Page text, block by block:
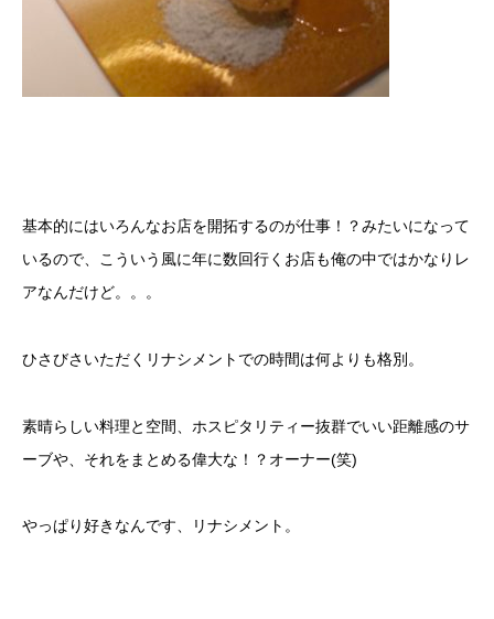
基本的にはいろんなお店を開拓するのが仕事！？みたいになって
いるので、こういう風に年に数回行くお店も俺の中ではかなりレ
アなんだけど。。。
ひさびさいただくリナシメントでの時間は何よりも格別。
素晴らしい料理と空間、ホスピタリティー抜群でいい距離感のサ
ーブや、それをまとめる偉大な！？オーナー(笑)
やっぱり好きなんです、リナシメント。